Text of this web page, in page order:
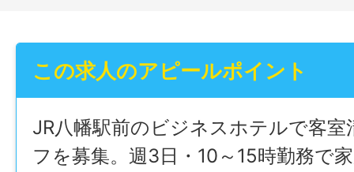
この求人のアピールポイント
JR八幡駅前のビジネスホテルで客室
フを募集。週3日・10～15時勤務で